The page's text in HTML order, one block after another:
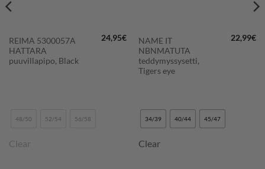
REIMA 5300057A
HATTARA
puuvillapipo, Black
24,95€
48/50 52/54 56/58
Clear
NAME IT
NBNMATUTA
teddymyssysetti,
Tigers eye
22,99€
34/39 40/44 45/47
Clear